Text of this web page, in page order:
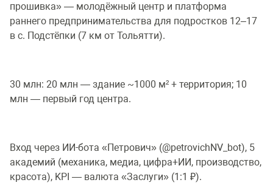
прошивка» — молодёжный центр и платформа
раннего предпринимательства для подростков 12–17
в с. Подстёпки (7 км от Тольятти).
30 млн: 20 млн — здание ~1000 м² + территория; 10
млн — первый год центра.
Вход через ИИ-бота «Петрович» (@petrovichNV_bot), 5
академий (механика, медиа, цифра+ИИ, производство,
красота), KPI — валюта «Заслуги» (1:1 ₽).